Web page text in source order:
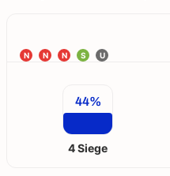
N N N S U
44%
4 Siege